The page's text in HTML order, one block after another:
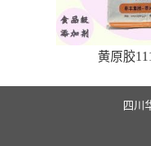
黄原胶
四川